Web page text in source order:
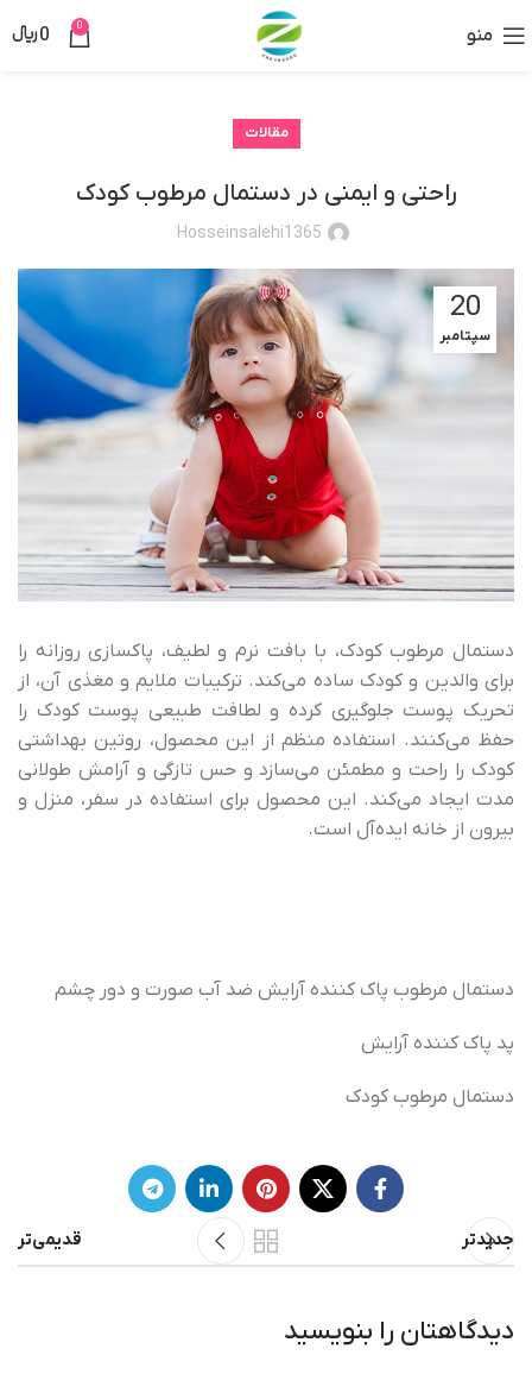
منو 0
0﷼
مقالات
راحتی و ایمنی در دستمال مرطوب کودک
Hosseinsalehi1365
20
سپتامبر
دستمال مرطوب کودک، با بافت نرم و لطیف، پاکسازی روزانه را
برای والدین و کودک ساده می‌کند. ترکیبات ملایم و مغذی آن، از
تحریک پوست جلوگیری کرده و لطافت طبیعی پوست کودک را
حفظ می‌کنند. استفاده منظم از این محصول، روتین بهداشتی
کودک را راحت و مطمئن می‌سازد و حس تازگی و آرامش طولانی
مدت ایجاد می‌کند. این محصول برای استفاده در سفر، منزل و
بیرون از خانه ایده‌آل است.
دستمال مرطوب پاک کننده آرایش ضد آب صورت و دور چشم
پد پاک کننده آرایش
دستمال مرطوب کودک
جدیدتر قدیمی‌تر
دیدگاهتان را بنویسید